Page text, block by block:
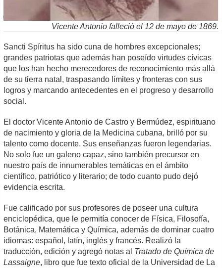
Vicente Antonio falleció el 12 de mayo de 1869.
Sancti Spíritus ha sido cuna de hombres excepcionales;
grandes patriotas que además han poseído virtudes cívicas
que los han hecho merecedores de reconocimiento más allá
de su tierra natal, traspasando límites y fronteras con sus
logros y marcando antecedentes en el progreso y desarrollo
social.
El doctor Vicente Antonio de Castro y Bermúdez, espirituano
de nacimiento y gloria de la Medicina cubana, brilló por su
talento como docente. Sus enseñanzas fueron legendarias.
No solo fue un galeno capaz, sino también precursor en
nuestro país de innumerables temáticas en el ámbito
científico, patriótico y literario; de todo cuanto pudo dejó
evidencia escrita.
Fue calificado por sus profesores de poseer una cultura
enciclopédica, que le permitía conocer de Física, Filosofía,
Botánica, Matemática y Química, además de dominar cuatro
idiomas: español, latín, inglés y francés. Realizó la
traducción, edición y agregó notas al Tratado de Química de
Lassaigne, libro que fue texto oficial de la Universidad de La